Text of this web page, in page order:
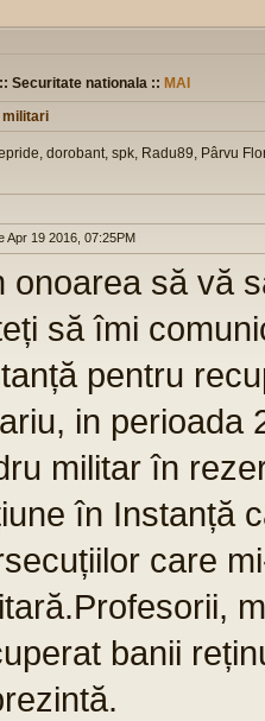
:: Securitate nationala :: MAI
militari
dorobant, spk, Radu89, Pârvu
Apr 19 2016, 07:25PM
onoarea să vă
să îmi
pentru
in perioada
militar în
în Instanță
care
banii